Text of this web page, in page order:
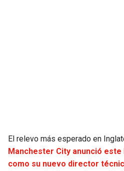
PACKERS
TIMBERWOLVES
El relevo más esperado en
Manchester City anunció
como su nuevo director